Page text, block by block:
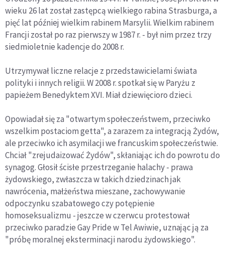
wieku 26 lat został zastępcą wielkiego rabina Strasburga, a
pięć lat później wielkim rabinem Marsylii. Wielkim rabinem
Francji został po raz pierwszy w 1987 r. - był nim przez trzy
siedmioletnie kadencje do 2008 r.
Utrzymywał liczne relacje z przedstawicielami świata
polityki i innych religii. W 2008 r. spotkał się w Paryżu z
papieżem Benedyktem XVI. Miał dziewięcioro dzieci.
Opowiadał się za "otwartym społeczeństwem, przeciwko
wszelkim postaciom getta", a zarazem za integracją Żydów,
ale przeciwko ich asymilacji we francuskim społeczeństwie.
Chciał "zrejudaizować Żydów", skłaniając ich do powrotu do
synagog. Głosił ścisłe przestrzeganie halachy - prawa
żydowskiego, zwłaszcza w takich dziedzinach jak
nawrócenia, małżeństwa mieszane, zachowywanie
odpoczynku szabatowego czy potępienie
homoseksualizmu - jeszcze w czerwcu protestował
przeciwko paradzie Gay Pride w Tel Awiwie, uznając ją za
"próbę moralnej eksterminacji narodu żydowskiego".